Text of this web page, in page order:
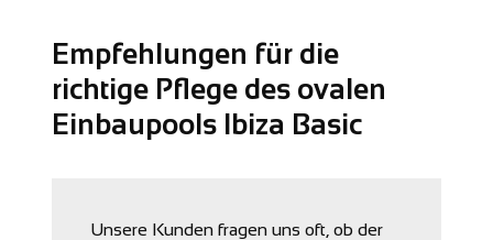
Empfehlungen für die
richtige Pflege des ovalen
Einbaupools Ibiza Basic
Unsere Kunden fragen uns oft, ob der